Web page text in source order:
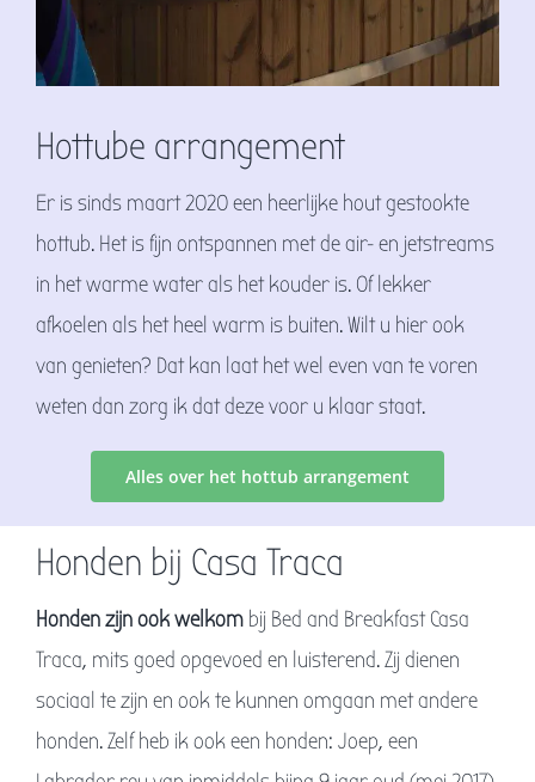
Hottube arrangement
Er is sinds maart 2020 een heerlijke hout gestookte
hottub. Het is fijn ontspannen met de air- en jetstreams
in het warme water als het kouder is. Of lekker
afkoelen als het heel warm is buiten. Wilt u hier ook
van genieten? Dat kan laat het wel even van te voren
weten dan zorg ik dat deze voor u klaar staat.
Alles over het hottub arrangement
Honden bij Casa Traca
Honden zijn ook welkombij Bed and Breakfast Casa
Traca, mits goed opgevoed en luisterend. Zij dienen
sociaal te zijn en ook te kunnen omgaan met andere
honden. Zelf heb ik ook een honden: Joep, een